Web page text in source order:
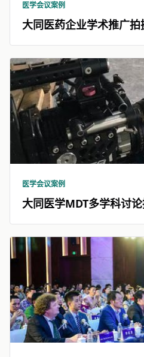
医学会议案例
大同医药企业学术推广拍
医学会议案例
大同医学MDT多学科讨